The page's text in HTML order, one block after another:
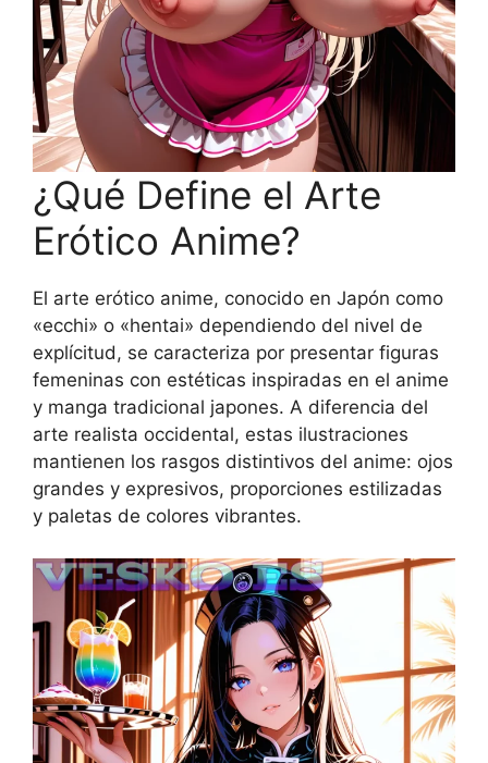
¿Qué Define el Arte
Erótico Anime?
El arte erótico anime, conocido en Japón como
«ecchi» o «hentai» dependiendo del nivel de
explícitud, se caracteriza por presentar figuras
femeninas con estéticas inspiradas en el anime
y manga tradicional japones. A diferencia del
arte realista occidental, estas ilustraciones
mantienen los rasgos distintivos del anime: ojos
grandes y expresivos, proporciones estilizadas
y paletas de colores vibrantes.